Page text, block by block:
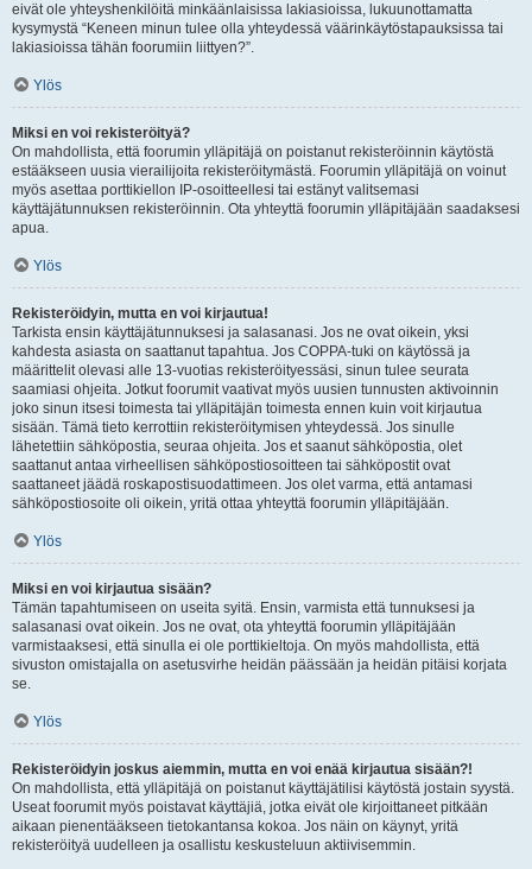
eivät ole yhteyshenkilöitä minkäänlaisissa lakiasioissa, lukuunottamatta
kysymystä “Keneen minun tulee olla yhteydessä väärinkäytöstapauksissa tai
lakiasioissa tähän foorumiin liittyen?”.
Ylös
Miksi en voi rekisteröityä?
On mahdollista, että foorumin ylläpitäjä on poistanut rekisteröinnin käytöstä
estääkseen uusia vierailijoita rekisteröitymästä. Foorumin ylläpitäjä on voinut
myös asettaa porttikiellon IP-osoitteellesi tai estänyt valitsemasi
käyttäjätunnuksen rekisteröinnin. Ota yhteyttä foorumin ylläpitäjään saadaksesi
apua.
Ylös
Rekisteröidyin, mutta en voi kirjautua!
Tarkista ensin käyttäjätunnuksesi ja salasanasi. Jos ne ovat oikein, yksi
kahdesta asiasta on saattanut tapahtua. Jos COPPA-tuki on käytössä ja
määrittelit olevasi alle 13-vuotias rekisteröityessäsi, sinun tulee seurata
saamiasi ohjeita. Jotkut foorumit vaativat myös uusien tunnusten aktivoinnin
joko sinun itsesi toimesta tai ylläpitäjän toimesta ennen kuin voit kirjautua
sisään. Tämä tieto kerrottiin rekisteröitymisen yhteydessä. Jos sinulle
lähetettiin sähköpostia, seuraa ohjeita. Jos et saanut sähköpostia, olet
saattanut antaa virheellisen sähköpostiosoitteen tai sähköpostit ovat
saattaneet jäädä roskapostisuodattimeen. Jos olet varma, että antamasi
sähköpostiosoite oli oikein, yritä ottaa yhteyttä foorumin ylläpitäjään.
Ylös
Miksi en voi kirjautua sisään?
Tämän tapahtumiseen on useita syitä. Ensin, varmista että tunnuksesi ja
salasanasi ovat oikein. Jos ne ovat, ota yhteyttä foorumin ylläpitäjään
varmistaaksesi, että sinulla ei ole porttikieltoja. On myös mahdollista, että
sivuston omistajalla on asetusvirhe heidän päässään ja heidän pitäisi korjata
se.
Ylös
Rekisteröidyin joskus aiemmin, mutta en voi enää kirjautua sisään?!
On mahdollista, että ylläpitäjä on poistanut käyttäjätilisi käytöstä jostain syystä.
Useat foorumit myös poistavat käyttäjiä, jotka eivät ole kirjoittaneet pitkään
aikaan pienentääkseen tietokantansa kokoa. Jos näin on käynyt, yritä
rekisteröityä uudelleen ja osallistu keskusteluun aktiivisemmin.